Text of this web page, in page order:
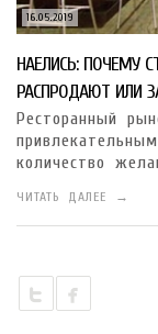
16.05.2019
НАЕЛИСЬ: ПОЧЕМУ
РАСПРОДАЮТ ИЛИ
Ресторанный
количество
ЧИТАТЬ ДАЛЕЕ →